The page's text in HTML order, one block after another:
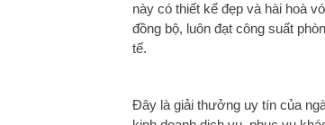
này có thiết kế đẹp và hài hoà
đồng bộ, luôn đạt công suất
tế.
Đây là giải thưởng uy tín của